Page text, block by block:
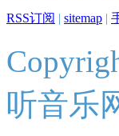
RSS订阅 | sitemap |
听音乐